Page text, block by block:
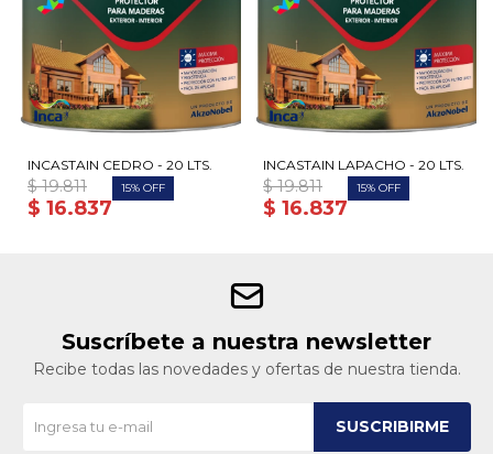
INCASTAIN CEDRO - 20 LTS.
$ 16.837
$ 19.811 15
INCASTAIN LAPACHO - 20 LTS.
$ 16.837
$ 19.811 15
Suscríbete a nuestra newsletter
Recibe todas las novedades y ofertas de nuestra tienda.
SUSCRIBIRME